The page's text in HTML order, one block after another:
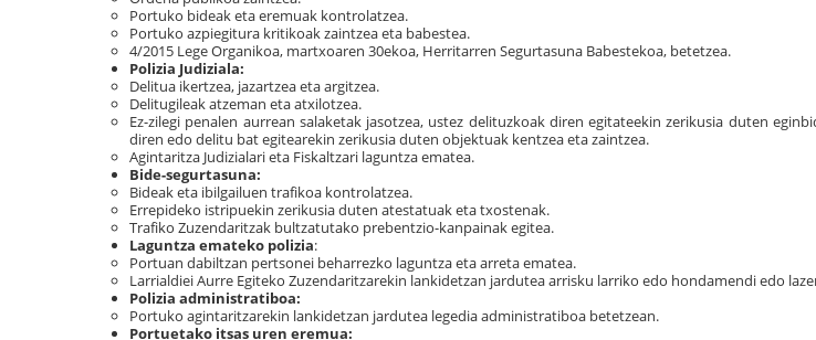
Portuko bideak eta eremuak kontrolatzea.
Portuko azpiegitura kritikoak zaintzea eta babestea.
4/2015 Lege Organikoa, martxoaren 30ekoa, Herritarren Segurtasuna Babestekoa, betetzea.
Polizia Judiziala:
Delitua ikertzea, jazartzea eta argitzea.
Delitugileak atzeman eta atxilotzea.
Ez-zilegi penalen aurrean salaketak jasotzea, ustez delituzkoak diren egitateekin zerikusia duten
diren edo delitu bat egitearekin zerikusia duten objektuak kentzea eta zaintzea.
Agintaritza Judizialari eta Fiskaltzari laguntza ematea.
Bide-segurtasuna:
Bideak eta ibilgailuen trafikoa kontrolatzea.
Errepideko istripuekin zerikusia duten atestatuak eta txostenak.
Trafiko Zuzendaritzak bultzatutako prebentzio-kanpainak egitea.
Laguntza emateko polizia:
Portuan dabiltzan pertsonei beharrezko laguntza eta arreta ematea.
Larrialdiei Aurre Egiteko Zuzendaritzarekin lankidetzan jardutea arrisku larriko edo hondamendi edo
Polizia administratiboa:
Portuko agintaritzarekin lankidetzan jardutea legedia administratiboa betetzean.
Portuetako itsas uren eremua: